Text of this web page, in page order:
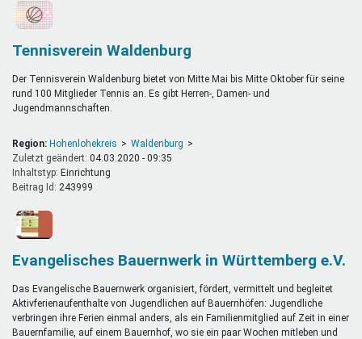
Tennisverein Waldenburg
Der Tennisverein Waldenburg bietet von Mitte Mai bis Mitte Oktober für seine
rund 100 Mitglieder Tennis an. Es gibt Herren-, Damen- und
Jugendmannschaften.
Region: Hohenlohekreis
Waldenburg
Zuletzt geändert: 04.03.2020 - 09:35
Inhaltstyp:
einrichtung
Beitrag Id: 243999
Evangelisches Bauernwerk in Württemberg e.V.
Das Evangelische Bauernwerk organisiert, fördert, vermittelt und begleitet
Aktivferienaufenthalte von Jugendlichen auf Bauernhöfen: Jugendliche
verbringen ihre Ferien einmal anders, als ein Familienmitglied auf Zeit in einer
Bauernfamilie, auf einem Bauernhof, wo sie ein paar Wochen mitleben und